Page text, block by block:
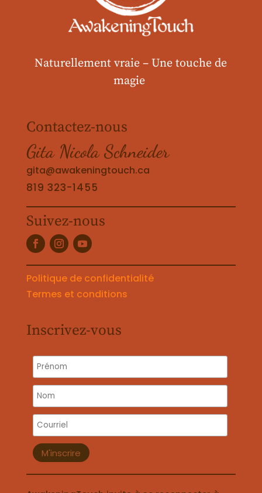
Naturellement vraie – Une touche de
magie
Contactez-nous
Gita Nicola Schneider
gita@awakeningtouch.ca
819 323-1455
Suivez-nous
Politique de confidentialité
Termes et conditions
Inscrivez-vous